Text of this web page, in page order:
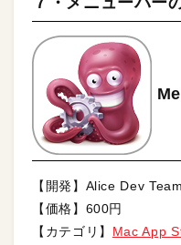
【開発】Alice Dev Team
【価格】600円
【カテゴリ】 Mac App